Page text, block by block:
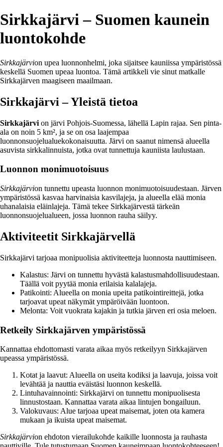
Sirkkajärvi – Suomen kaunein
luontokohde
Sirkkajärvion upea luonnonhelmi, joka sijaitsee kauniissa ympäristössä
keskellä Suomen upeaa luontoa. Tämä artikkeli vie sinut matkalle
Sirkkajärven maagiseen maailmaan.
Sirkkajärvi – Yleistä tietoa
Sirkkajärvi on järvi Pohjois-Suomessa, lähellä Lapin rajaa. Sen pinta-
ala on noin 5 km², ja se on osa laajempaa
luonnonsuojelualuekokonaisuutta. Järvi on saanut nimensä alueella
asuvista sirkkalinnuista, jotka ovat tunnettuja kauniista laulustaan.
Luonnon monimuotoisuus
Sirkkajärvion tunnettu upeasta luonnon monimuotoisuudestaan. Järven
ympäristössä kasvaa harvinaisia kasvilajeja, ja alueella elää monia
uhanalaisia eläinlajeja. Tämä tekee Sirkkajärvestä tärkeän
luonnonsuojelualueen, jossa luonnon rauha säilyy.
Aktiviteetit Sirkkajärvellä
Sirkkajärvi tarjoaa monipuolisia aktiviteetteja luonnosta nauttimiseen.
Kalastus: Järvi on tunnettu hyvästä kalastusmahdollisuudestaan.
Täällä voit pyytää monia erilaisia kalalajeja.
Patikointi: Alueella on monia upeita patikointireittejä, jotka
tarjoavat upeat näkymät ympäröivään luontoon.
Melonta: Voit vuokrata kajakin ja tutkia järven eri osia meloen.
Retkeily Sirkkajärven ympäristössä
Kannattaa ehdottomasti varata aikaa myös retkeilyyn Sirkkajärven
upeassa ympäristössä.
Kotat ja laavut: Alueella on useita kodiksi ja laavuja, joissa voit
levähtää ja nauttia eväistäsi luonnon keskellä.
Lintuhavainnointi: Sirkkajärvi on tunnettu monipuolisesta
linnustostaan. Kannattaa varata aikaa lintujen bongailuun.
Valokuvaus: Alue tarjoaa upeat maisemat, joten ota kamera
mukaan ja ikuista upeat maisemat.
Sirkkajärvion ehdoton vierailukohde kaikille luonnosta ja rauhasta